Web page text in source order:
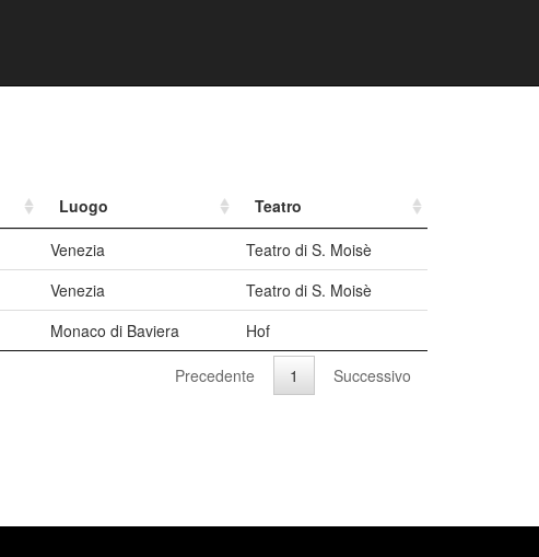
Luogo
Teatro
Venezia
Teatro di S. Moisè
Venezia
Teatro di S. Moisè
Monaco di Baviera
Hof
Precedente 1 Successivo